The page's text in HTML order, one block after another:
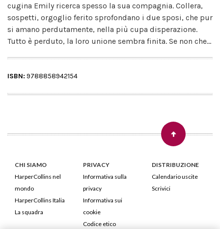
cugina Emily ricerca spesso la sua compagnia. Collera,
sospetti, orgoglio ferito sprofondano i due sposi, che pur
si amano perdutamente, nella più cupa disperazione.
Tutto è perduto, la loro unione sembra finita. Se non che...
ISBN: 9788858942154
CHI SIAMO
HarperCollins nel
mondo
HarperCollins Italia
La squadra
PRIVACY
Informativa sulla
privacy
Informativa sui
cookie
Codice etico
DISTRIBUZIONE
Calendario uscite
Scrivici